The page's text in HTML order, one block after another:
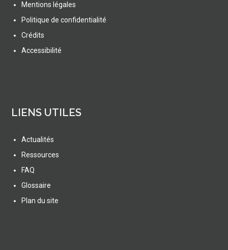
Mentions légales
Politique de confidentialité
Crédits
Accessibilité
LIENS UTILES
Actualités
Ressources
FAQ
Glossaire
Plan du site